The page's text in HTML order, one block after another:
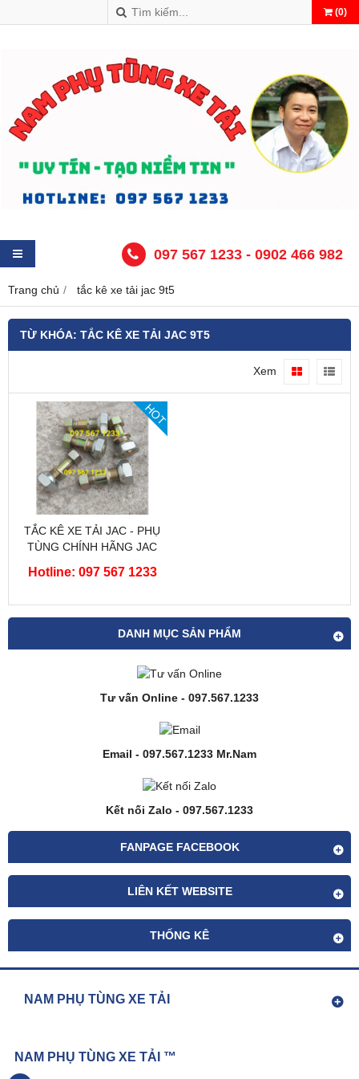
(0)
097 567 1233 - 0902 466 982
Trang chủ tắc kê xe tải jac 9t5
DANH MỤC SẢN PHẨM
Tư vấn Online - 097.567.1233
Email - 097.567.1233 Mr.Nam
Kết nối Zalo - 097.567.1233
FANPAGE FACEBOOK
LIÊN KẾT WEBSITE
THỐNG KÊ
TỪ KHÓA: TẮC KÊ XE TẢI JAC 9T5
Xem
HOT
TẮC KÊ XE TẢI JAC - PHỤ
TÙNG CHÍNH HÃNG JAC
Hotline: 097 567 1233
NAM PHỤ TÙNG XE TẢI
NAM PHỤ TÙNG XE TẢI ™